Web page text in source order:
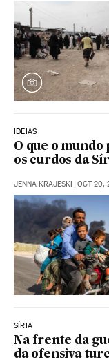
IDEIAS
O que o
os curdos da
JENNA KRAJESKI OCT 20,
SÍRIA
Na frente da
da ofensiva